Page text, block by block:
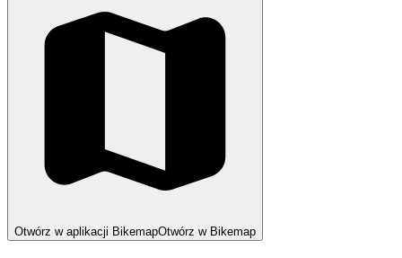
Otwórz w aplikacji BikemapOtwórz w Bikemap